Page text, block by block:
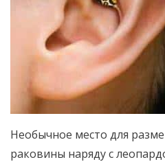
Необычное место для
раковины наряду с